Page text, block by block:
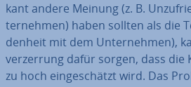
kant andere Meinung (z. B.
ter­neh­men) haben sollten als die
den­heit mit dem Un­ter­neh­men),
ver­zer­rung dafür sorgen, dass die
zu hoch ein­ge­schätzt wird. Das